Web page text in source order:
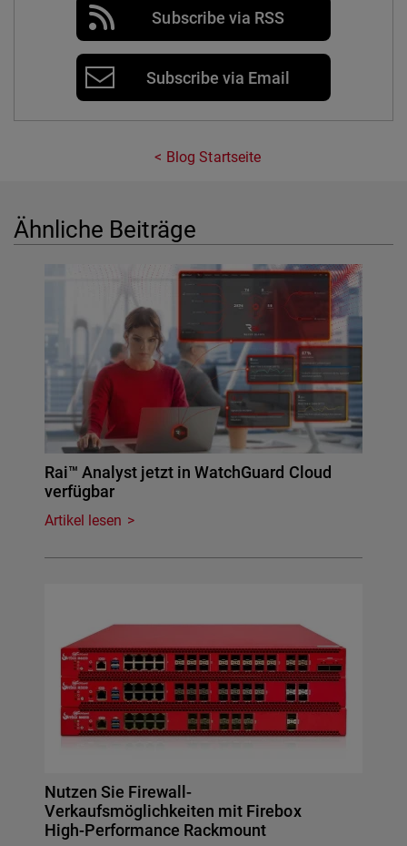
Subscribe via RSS
Subscribe via Email
Blog Startseite
Ähnliche Beiträge
Rai™ Analyst jetzt in WatchGuard Cloud
verfügbar
Artikel lesen
Nutzen Sie Firewall-
Verkaufsmöglichkeiten mit Firebox
High-Performance Rackmount